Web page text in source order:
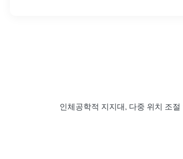
인체공학적 지지대, 다중 위치 조